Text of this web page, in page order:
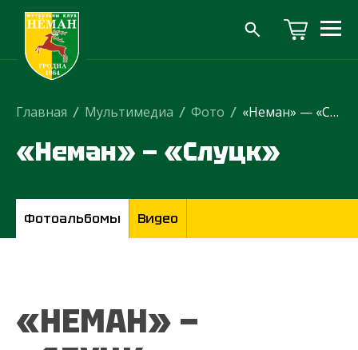
Главная / Мультимедиа / Фото / «Неман» — «Слуцк»
«Неман» — «Слуцк»
Фотоальбомы Видео
«НЕМАН» —